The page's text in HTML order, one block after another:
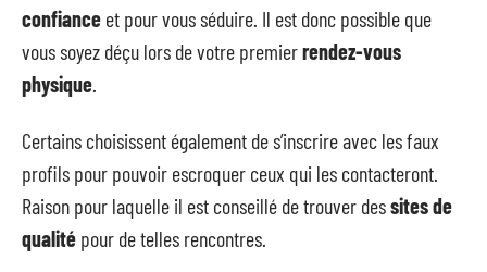
confiance et pour vous séduire. Il est donc possible que
vous soyez déçu lors de votre premierrendez-vous
physique
Certains choisissent également de s’inscrire avec les faux
profils pour pouvoir escroquer ceux qui les contacteront.
Raison pour laquelle il est conseillé de trouver dessites de
qualité pour de telles rencontres.